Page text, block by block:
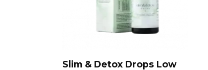
Slim & Detox Drops Low